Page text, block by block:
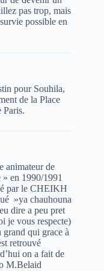
pas trop, mais
possible en
pour Souhila,
de la Place
Paris.
animateur de
en 1990/1991
par le CHEIKH
»ya chauhouna
dire a peu pret
je vous respecte)
qui grace à
retrouvé
on a fait de
M.Belaid